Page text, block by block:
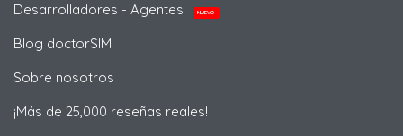
Desarrolladores - Agentes
NUEVO
Blog doctorSIM
Sobre nosotros
¡Más de 25,000 reseñas reales!